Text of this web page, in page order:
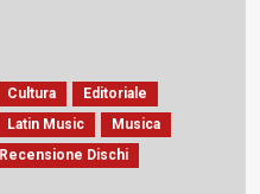
Cultura
Editoriale
Latin Music
Musica
Recensione Dischi